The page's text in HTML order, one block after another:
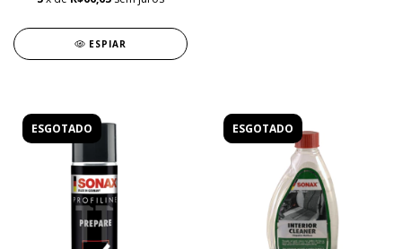
ESPIAR
ESGOTADO ESGOTADO